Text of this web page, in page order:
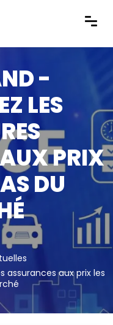
-
LES
PRIX
DU
assurances aux prix les